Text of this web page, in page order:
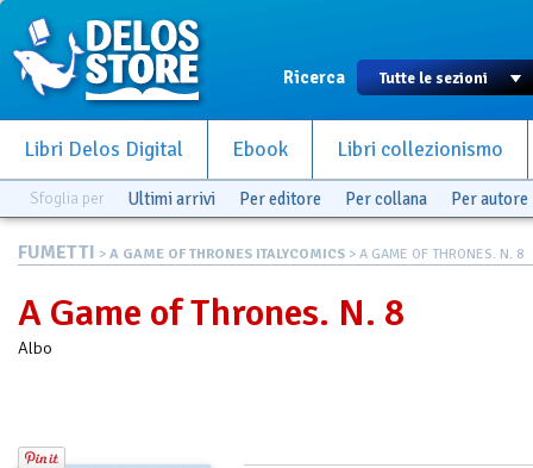
Ricerca
Libri Delos Digital Ebook Libri collezionismo
Sfoglia per Ultimi arrivi Per editore Per collana Per autore
FUMETTI > A GAME OF THRONES ITALYCOMICS > A GAME OF THRONES. N. 8
A Game of Thrones. N. 8
Albo